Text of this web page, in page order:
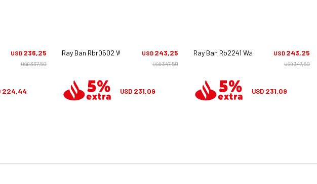
USD 236,25
USD337,50
224,44
Ray Ban Rbr0502 Wayfarer Reverse - 6709/cb
USD 243,25
USD347,50
USD 231,09
Ray Ban Rb2241 Wayfarer Way - 1334/51
USD 243,25
USD347,50
USD 231,09